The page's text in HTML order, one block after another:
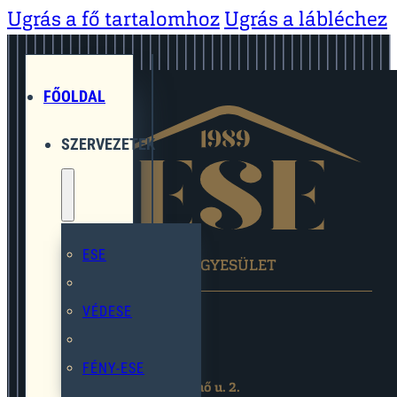
Ugrás a fő tartalomhoz Ugrás a lábléchez
FŐOLDAL
SZERVEZETEK
ESE
VÉDESE
FÉNY-ESE
EGYMÁST SEGÍTŐ EGYESÜLET
2119 Pécel,Pihenő u. 2.